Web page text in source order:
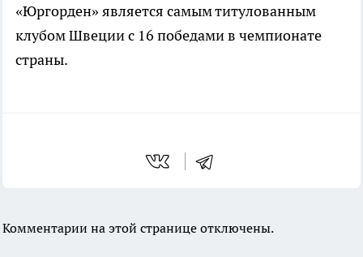
«Юргорден» является самым титулованным
клубом Швеции с 16 победами в чемпионате
страны.
Комментарии на этой странице отключены.